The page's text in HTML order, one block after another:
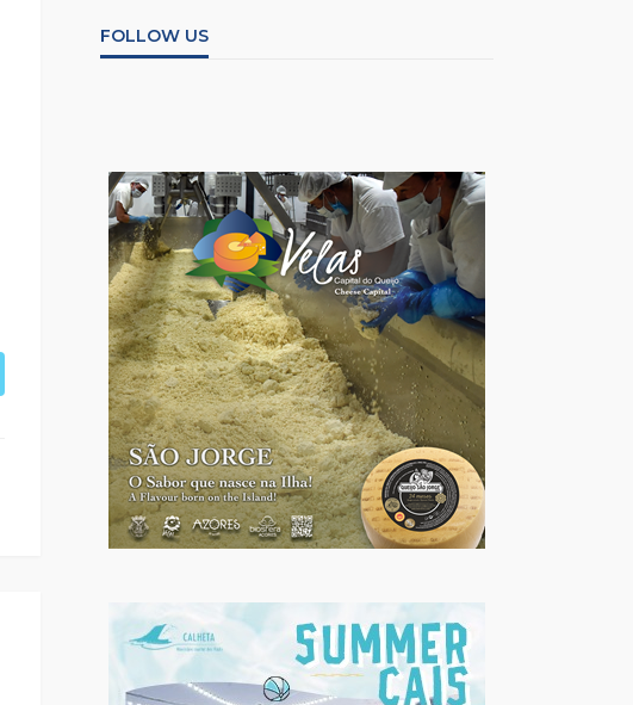
FOLLOW US